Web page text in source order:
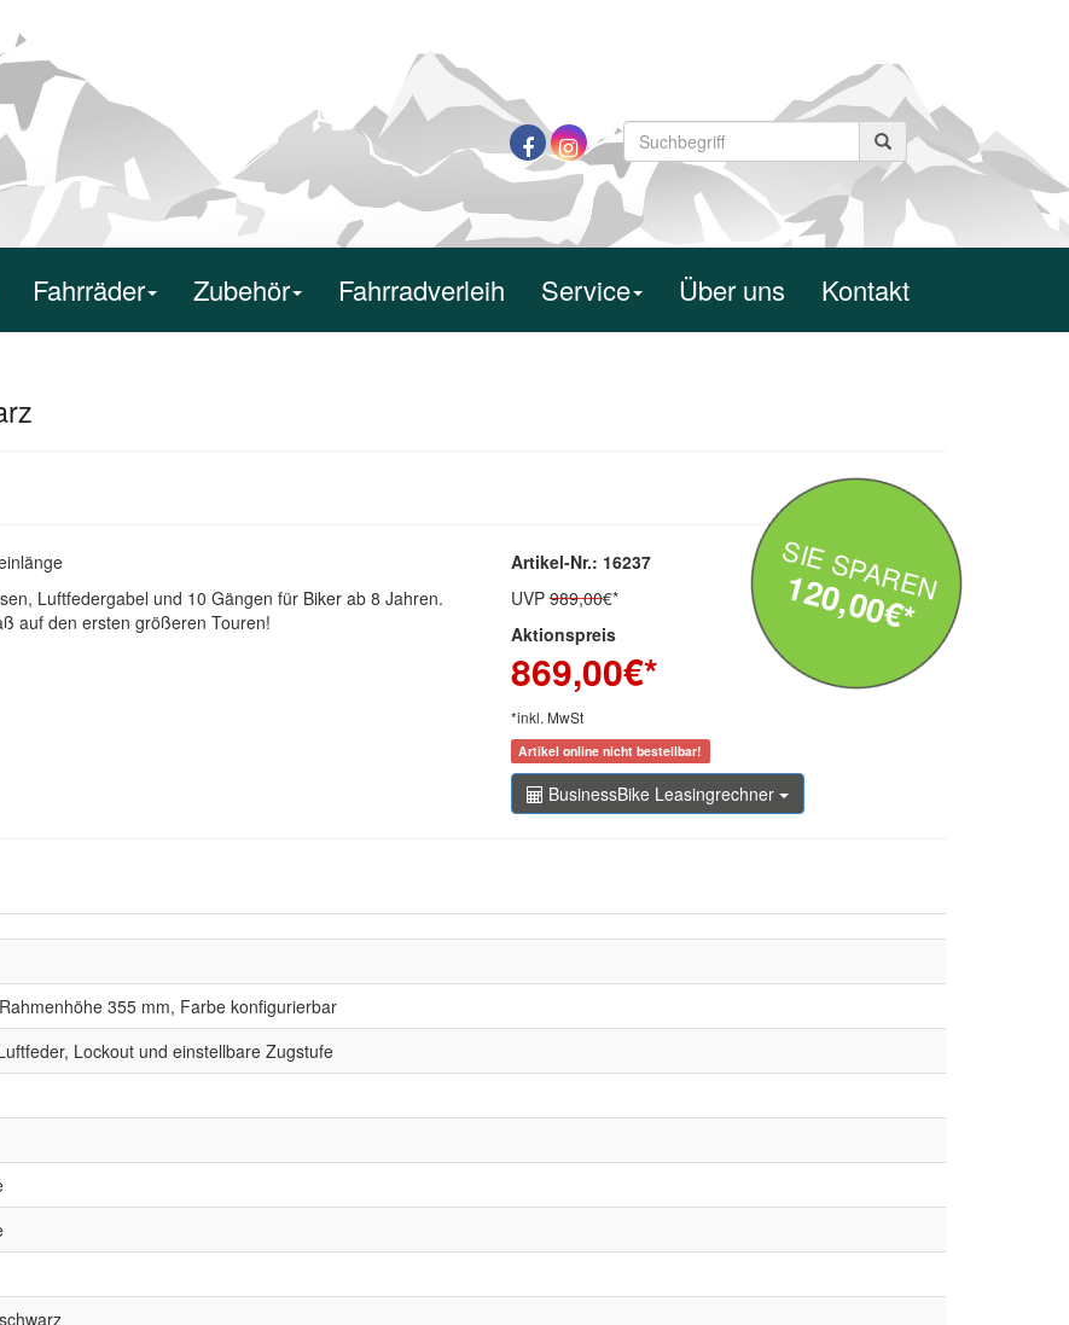
Fahrräder Zubehör Fahrradverleih Service Über uns Kontakt
SIE SPAREN
120,00€*
Luftfedergabel und 10 Gängen für Biker ab 8 Jahren.
auf den ersten größeren Touren!
Artikel-Nr.: 16237
UVP 989,00€*
Aktionspreis
869,00€*
*inkl. MwSt
Artikel online nicht bestellbar!
BusinessBike Leasingrechner
355 mm, Farbe konfigurierbar
Lockout und einstellbare Zugstufe